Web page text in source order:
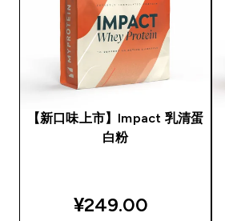
【新口味上市】Impact 乳清蛋
白粉
¥249.00‎